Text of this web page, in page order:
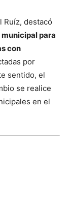
Ruíz, destacó
para
con
por
sentido, el
se realice
en el